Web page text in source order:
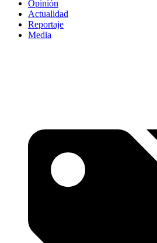
Opinión
Actualidad
Reportaje
Media